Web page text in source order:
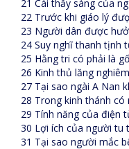
21 Cái thấy sáng của
22 Trước khi giáo lý
23 Người dân được
24 Suy nghĩ thanh tịnh
25 Hằng tri có phải là
26 Kinh thủ lăng
27 Tại sao ngài A Nan
28 Trong kinh thánh
29 Tính năng của điện
30 Lợi ích của người tu
31 Tại sao người mắc